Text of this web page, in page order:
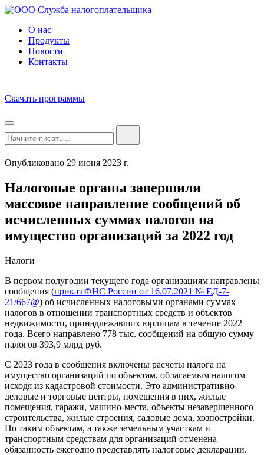
О нас
Продукты
Новости
Контакты
Скачать программы
Опубликовано 29 июня 2023 г.
Налоговые органы завершили
массовое направление сообщений об
исчисленных суммах налогов на
имущество организаций за 2022 год
Налоги
В первом полугодии текущего года организациям направлены
сообщения (приказ ФНС России от 16.07.2021 № ЕД-7-
21/667@) об исчисленных налоговыми органами суммах
налогов в отношении транспортных средств и объектов
недвижимости, принадлежавших юрлицам в течение 2022
года. Всего направлено 778 тыс. сообщений на общую сумму
налогов 393,9 млрд руб.
С 2023 года в сообщения включены расчеты налога на
имущество организаций по объектам, облагаемым налогом
исходя из кадастровой стоимости. Это административно-
деловые и торговые центры, помещения в них, жилые
помещения, гаражи, машино-места, объекты незавершенного
строительства, жилые строения, садовые дома, хозпостройки.
По таким объектам, а также земельным участкам и
транспортным средствам для организаций отменена
обязанность ежегодно представлять налоговые декларации.